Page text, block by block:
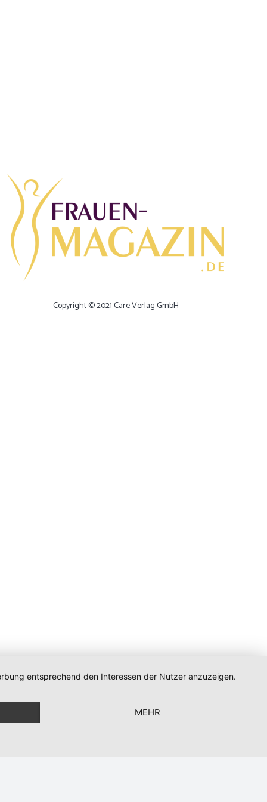
Copyright © 2021 Care Verlag GmbH
entsprechend den Interessen der Nutzer anzuzeigen.
MEHR